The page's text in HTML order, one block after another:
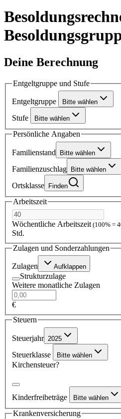
Deine Berechnung
Entgeltgruppe und Stufe
Entgeltgruppe Bitte wählen
Stufe Bitte wählen
Persönliche Angaben
Familienstand Bitte wählen
Familienzuschlag Bitte wählen
Ortsklasse Finden
Arbeitszeit
Wöchentliche Arbeitszeit (100% =
Std.
Zulagen und Sonderzahlungen
Zulagen Aufklappen
Strukturzulage
Weitere monatliche Zulagen
€
Steuern
Steuerjahr 2025
Steuerklasse Bitte wählen
Kirchensteuer?
Kinderfreibeträge Bitte wählen
Krankenversicherung